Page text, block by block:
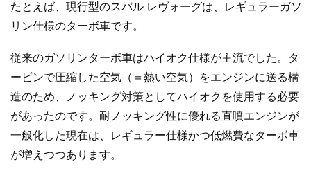
たとえば、現行型のスバル レヴォーグは、レギュラーガソ
リン仕様のターボ車です。
従来のガソリンターボ車はハイオク仕様が主流でした。タ
ービンで圧縮した空気（＝熱い空気）をエンジンに送る構
造のため、ノッキング対策としてハイオクを使用する必要
があったのです。耐ノッキング性に優れる直噴エンジンが
一般化した現在は、レギュラー仕様かつ低燃費なターボ車
が増えつつあります。